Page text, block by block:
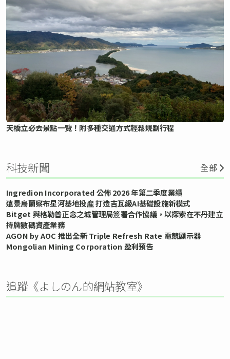
天橋立必去景點一覽！附多種交通方式輕鬆規劃行程
科技新聞 全部
Ingredion Incorporated 公佈 2026 年第二季度業績
遠景烏蘭察布星河基地投產 打造吉瓦級AI基礎設施新模式
Bitget 與格勒普正念之城管理局簽署合作協議，以探索在不丹建立
持牌數碼資產業務
AGON by AOC 推出全新 Triple Refresh Rate 電競顯示器
Mongolian Mining Corporation 盈利預告
追蹤《よしのん的網站教室》